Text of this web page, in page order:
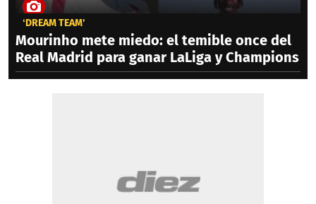
‘DREAM TEAM'
Mourinho mete miedo: el temible once del
Real Madrid para ganar LaLiga y Champions